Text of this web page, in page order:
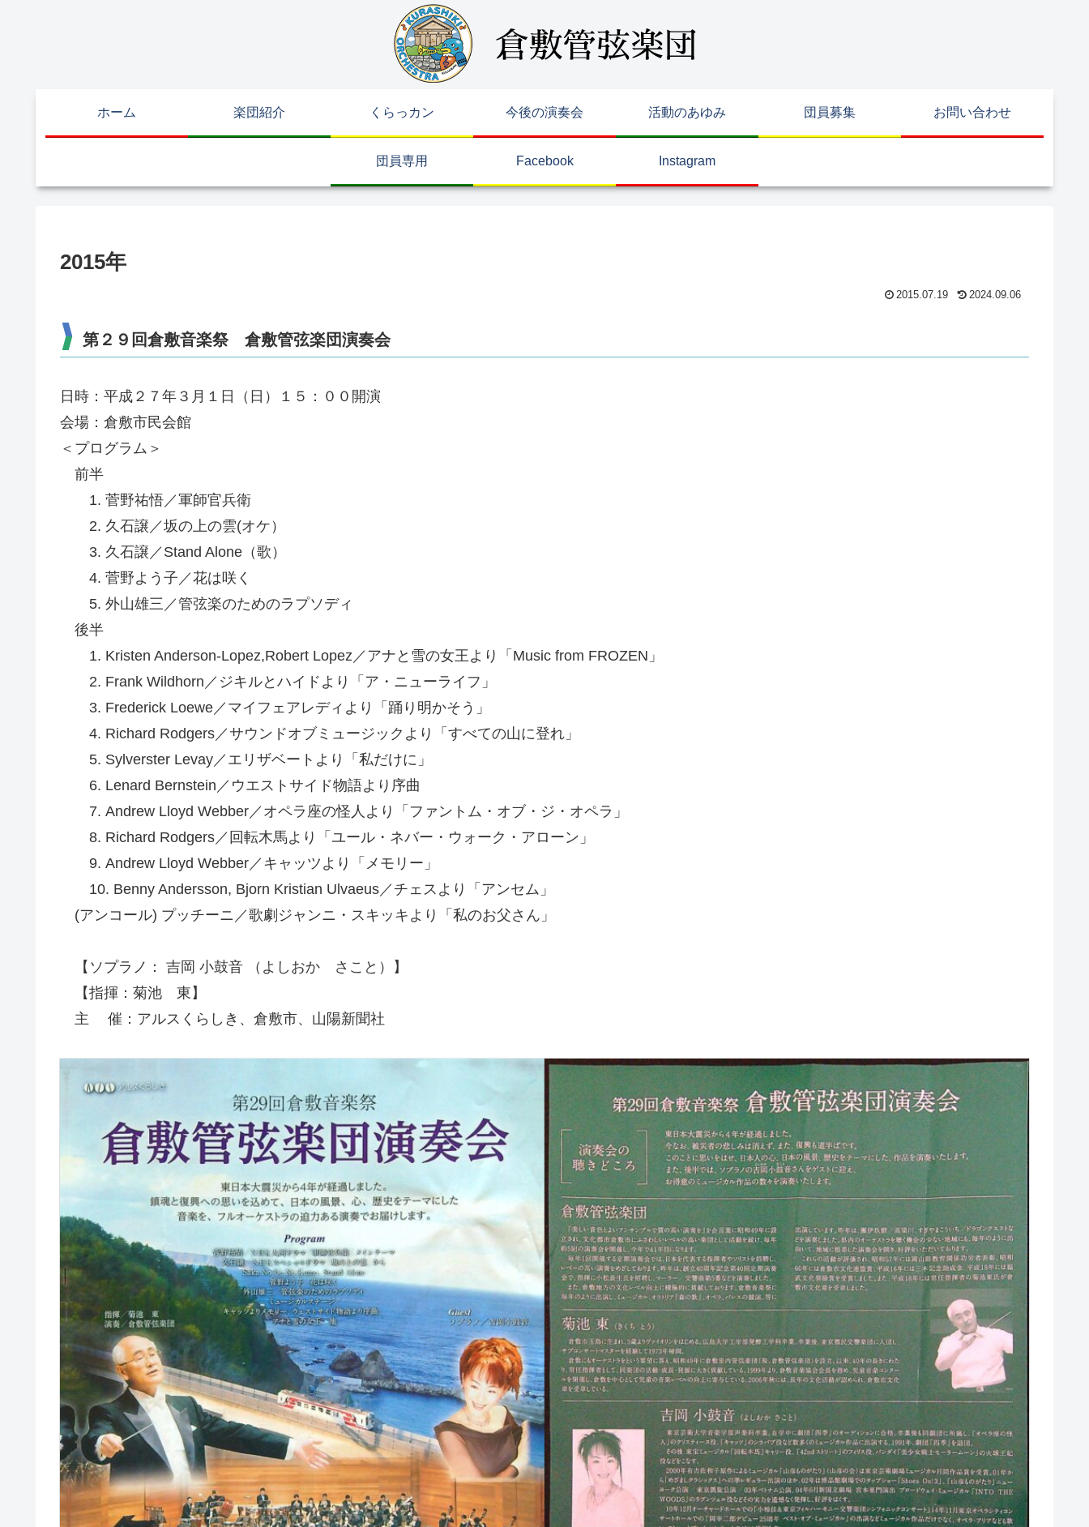
ホーム 楽団紹介 くらっカン 今後の演奏会 活動のあゆみ 団員募集 お問い合わせ
団員専用 Facebook Instagram
2015年
2015.07.19 2024.09.06
第２９回倉敷音楽祭 倉敷管弦楽団演奏会
日時：平成２７年３月１日（日）１５：００開演
会場：倉敷市民会館
＜プログラム＞
前半
1. 菅野祐悟／軍師官兵衛
2. 久石譲／坂の上の雲(オケ）
3. 久石譲／Stand Alone（歌）
4. 菅野よう子／花は咲く
5. 外山雄三／管弦楽のためのラプソディ
後半
1. Kristen Anderson-Lopez,Robert Lopez／アナと雪の女王より「Music from FROZEN」
2. Frank Wildhorn／ジキルとハイドより「ア・ニューライフ」
3. Frederick Loewe／マイフェアレディより「踊り明かそう」
4. Richard Rodgers／サウンドオブミュージックより「すべての山に登れ」
5. Sylverster Levay／エリザベートより「私だけに」
6. Lenard Bernstein／ウエストサイド物語より序曲
7. Andrew Lloyd Webber／オペラ座の怪人より「ファントム・オブ・ジ・オペラ」
8. Richard Rodgers／回転木馬より「ユール・ネバー・ウォーク・アローン」
9. Andrew Lloyd Webber／キャッツより「メモリー」
10. Benny Andersson, Bjorn Kristian Ulvaeus／チェスより「アンセム」
(アンコール) プッチーニ／歌劇ジャンニ・スキッキより「私のお父さん」
【ソプラノ： 吉岡 小鼓音 （よしおか さこと）】
【指揮：菊池 東】
主 催：アルスくらしき、倉敷市、山陽新聞社